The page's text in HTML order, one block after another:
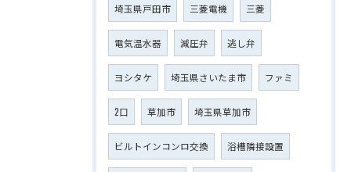
埼玉県戸田市 三菱電機 三菱
電気温水器 減圧弁 逃し弁
ヨシタケ 埼玉県さいたま市 ファミ
2口 草加市 埼玉県草加市
ビルトインコンロ交換 浴槽隣接設置